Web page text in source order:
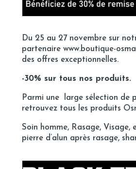
Du 25 au 27 novembre sur
partenaire www.boutique-
des offres exceptionnelles.
-30% sur tous nos produits.
Parmi une large sélection de
retrouvez tous les produits
Soin homme, Rasage, Visage,
pierre d’alun après rasage,